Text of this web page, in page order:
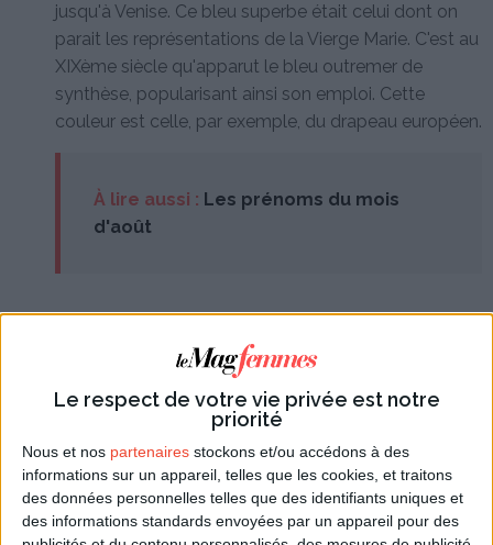
Le respect de votre vie privée est notre
priorité
Nous et nos partenaires stockons et/ou accédons à des
informations sur un appareil, telles que les cookies, et traitons
des données personnelles telles que des identifiants uniques et
des informations standards envoyées par un appareil pour des
jusqu'à Venise. Ce bleu superbe était celui dont on
parait les représentations de la Vierge Marie. C'est au
XIXème siècle qu'apparut le bleu outremer de
synthèse, popularisant ainsi son emploi. Cette
couleur est celle, par exemple, du drapeau européen.
À lire aussi : Les prénoms du mois
d'août
Un prénom porté par des femmes
De nombreuses personnalités existantes ou
imaginaires portent le prénom de Marie. En voici
quelques unes parmi les plus célèbres :
Marie Curie : d'origine polonaise et naturalisée
française, elle est à l'origine, avec son mari Pierre
Curie, de la découverte du radium et du polonium